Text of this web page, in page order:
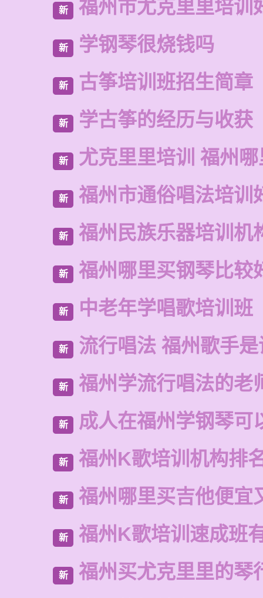
新 福州市尤克里里培训
新 学钢琴很烧钱吗
新 古筝培训班招生简章
新 学古筝的经历与收获
新 尤克里里培训 福州
新 福州市通俗唱法培训
新 福州民族乐器培训机
新 福州哪里买钢琴比较
新 中老年学唱歌培训班
新 流行唱法 福州歌手是
新 福州学流行唱法的老
新 成人在福州学钢琴可
新 福州K歌培训机构排
新 福州哪里买吉他便宜
新 福州K歌培训速成班
新 福州买尤克里里的琴